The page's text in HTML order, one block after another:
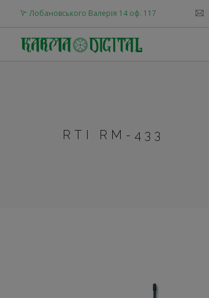
Лобановського Валерія 14 оф. 117
RTI RM-433